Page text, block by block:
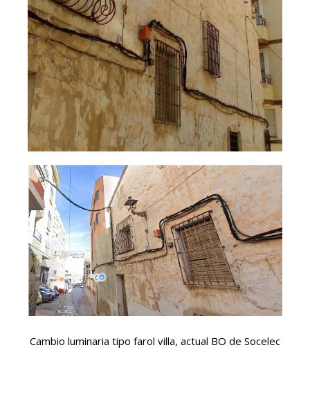
Cambio luminaria tipo farol villa, actual BO de Socelec